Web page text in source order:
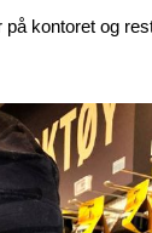
kontoret og